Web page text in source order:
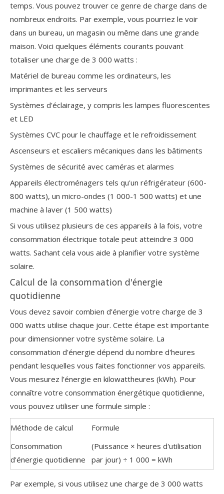
temps. Vous pouvez trouver ce genre de charge dans de
nombreux endroits. Par exemple, vous pourriez le voir
dans un bureau, un magasin ou même dans une grande
maison. Voici quelques éléments courants pouvant
totaliser une charge de 3 000 watts :
Matériel de bureau comme les ordinateurs, les
imprimantes et les serveurs
Systèmes d'éclairage, y compris les lampes fluorescentes
et LED
Systèmes CVC pour le chauffage et le refroidissement
Ascenseurs et escaliers mécaniques dans les bâtiments
Systèmes de sécurité avec caméras et alarmes
Appareils électroménagers tels qu'un réfrigérateur (600-
800 watts), un micro-ondes (1 000-1 500 watts) et une
machine à laver (1 500 watts)
Si vous utilisez plusieurs de ces appareils à la fois, votre
consommation électrique totale peut atteindre 3 000
watts. Sachant cela vous aide à planifier votre système
solaire.
Calcul de la consommation d'énergie
quotidienne
Vous devez savoir combien d’énergie votre charge de 3
000 watts utilise chaque jour. Cette étape est importante
pour dimensionner votre système solaire. La
consommation d'énergie dépend du nombre d'heures
pendant lesquelles vous faites fonctionner vos appareils.
Vous mesurez l’énergie en kilowattheures (kWh). Pour
connaître votre consommation énergétique quotidienne,
vous pouvez utiliser une formule simple :
Méthode de calcul
Formule
Consommation
d'énergie quotidienne
(Puissance × heures d'utilisation
par jour) ÷ 1 000 = kWh
Par exemple, si vous utilisez une charge de 3 000 watts